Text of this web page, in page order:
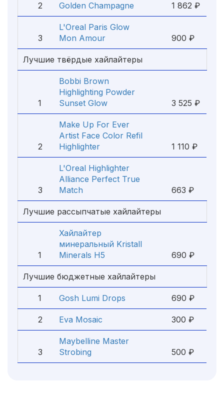
2
Golden Champagne
1 862 ₽
3
L'Oreal Paris Glow
Mon Amour
900 ₽
Лучшие твёрдые хайлайтеры
1
Bobbi Brown
Highlighting Powder
Sunset Glow
3 525 ₽
2
Make Up For Ever
Artist Face Color Refil
Highlighter
1 110 ₽
3
L'Oreal Highlighter
Alliance Perfect True
Match
663 ₽
Лучшие рассыпчатые хайлайтеры
1
Хайлайтер
минеральный Kristall
Minerals H5
690 ₽
Лучшие бюджетные хайлайтеры
1 Gosh Lumi Drops 690 ₽
2 Eva Mosaic 300 ₽
3
Maybelline Master
Strobing
500 ₽